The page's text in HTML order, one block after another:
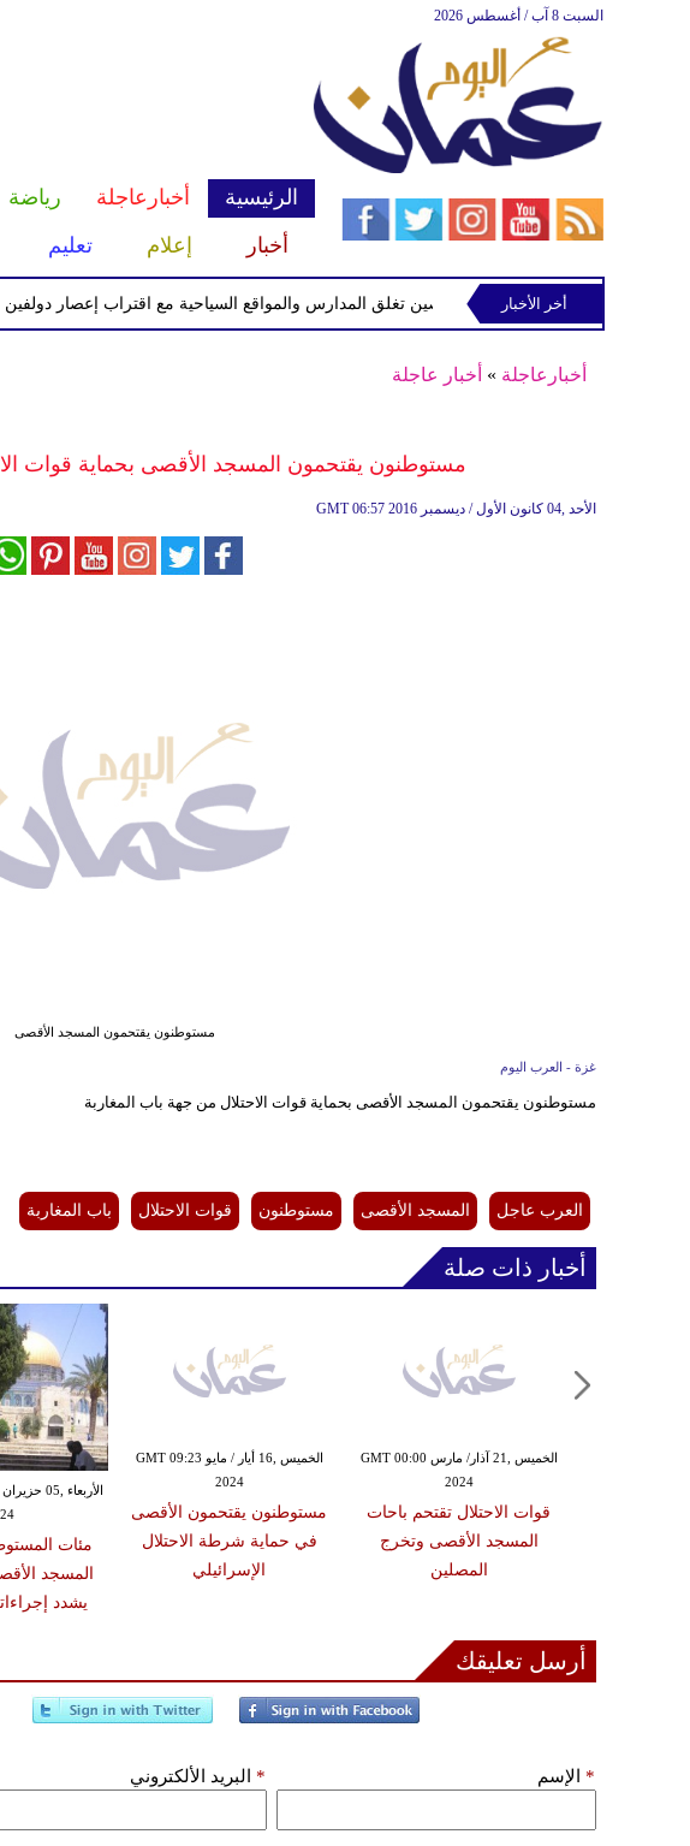
السبت 8 آب / أغسطس 2026
الرئيسية أخبارعاجلة رياضة
أخبار
إعلام تعليم
الصين تغلق المدارس والمواقع السياحية مع اقتراب إعصار دولفينأخر الأخبار
أخبارعاجلة » أخبار عاجلة
مستوطنون يقتحمون المسجد الأقصى بحماية قوات
GMT 06:57 2016 الأحد ,04 كانون الأول / ديسمبر
مستوطنون يقتحمون المسجد الأقصى
غزة - العرب اليوم
مستوطنون يقتحمون المسجد الأقصى بحماية قوات الاحتلال من جهة باب المغاربة
العرب عاجل المسجد الأقصى مستوطنون قوات الاحتلال باب المغاربة
أخبار ذات صلة
مئات
المسجد
يشدد
الخميس ,16 أيار / مايو GMT 09:23
2024
مستوطنون يقتحمون الأقصى
في حماية شرطة الاحتلال
الإسرائيلي
الخميس ,21 آذار/ مارس GMT 00:00
2024
قوات الاحتلال تقتحم باحات
المسجد الأقصى وتخرج
المصلين
أرسل تعليقك
الإسم * البريد الألكتروني *